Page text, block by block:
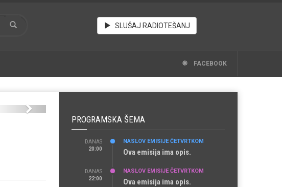
SLUŠAJ RADIOTEŠANJ
FACEBOOK
Next
PROGRAMSKA ŠEMA
DANAS
20:00
NASLOV EMISIJE ČETVRTKOM
Ova emisija ima opis.
DANAS
22:00
NASLOV EMISIJE ČETVRTKOM
Ova emisija ima opis.